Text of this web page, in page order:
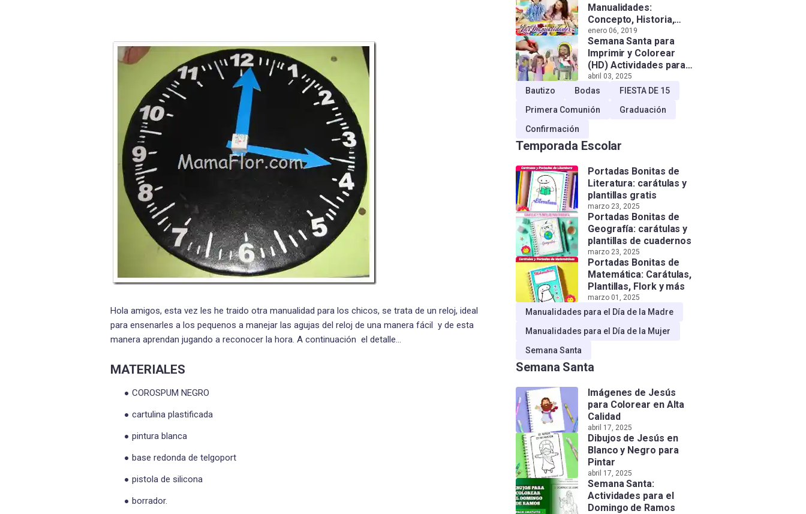
Hola amigos, esta vez les he traido otra manualidad para los chicos, se trata de un reloj, ideal
para ensenarles a los pequenos a manejar las agujas del reloj de una manera fácil y de esta
manera aprendan jugando a reconocer la hora. A continuación el detalle…
MATERIALES
COROSPUM NEGRO
cartulina plastificada
pintura blanca
base redonda de telgoport
pistola de silicona
borrador.
Manualidades:
Concepto, Historia,
Tipos e Importancia
enero 06, 2019
Semana Santa para
Imprimir y Colorear
(HD) Actividades para
Niños!
abril 03, 2025
Bautizo Bodas
FIESTA DE 15
Primera Comunión
Graduación
Confirmación
Temporada Escolar
Portadas Bonitas de
Literatura: carátulas y
plantillas gratis
marzo 23, 2025
Portadas Bonitas de
Geografía: carátulas y
plantillas de cuadernos
marzo 23, 2025
Portadas Bonitas de
Matemática: Carátulas,
Plantillas, Flork y más
marzo 01, 2025
Manualidades para el Día de la Madre
Manualidades para el Día de la Mujer
Semana Santa
Semana Santa
Imágenes de Jesús
para Colorear en Alta
Calidad
abril 17, 2025
Dibujos de Jesús en
Blanco y Negro para
Pintar
abril 17, 2025
Semana Santa:
Actividades para el
Domingo de Ramos